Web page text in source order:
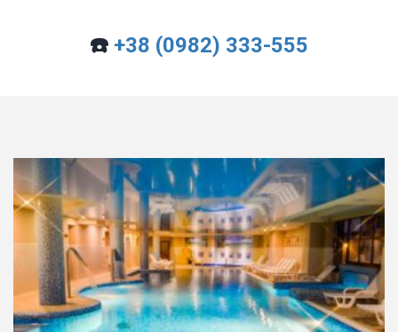
☎️ +38 (0982) 333-555